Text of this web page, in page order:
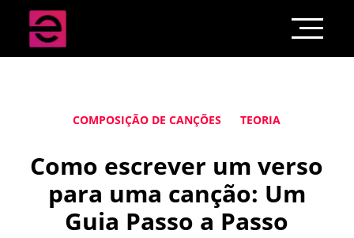
COMPOSIÇÃO DE CANÇÕES TEORIA
Como escrever um verso
para uma canção: Um
Guia Passo a Passo